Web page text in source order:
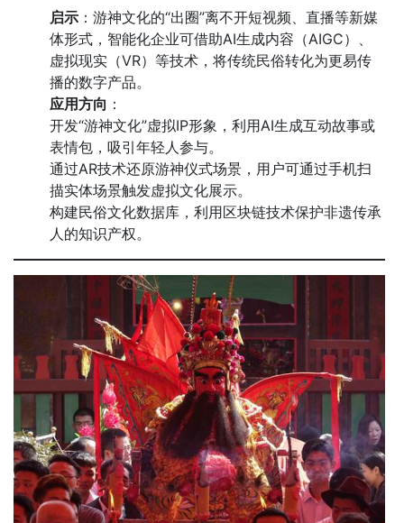
启示 ：游神文化的“出圈”离不开短视频、直播等新媒
体形式，智能化企业可借助AI生成内容（AIGC）、
虚拟现实（VR）等技术，将传统民俗转化为更易传
播的数字产品。
应用方向 ：
开发“游神文化”虚拟IP形象，利用AI生成互动故事或
表情包，吸引年轻人参与。
通过AR技术还原游神仪式场景，用户可通过手机扫
描实体场景触发虚拟文化展示。
构建民俗文化数据库，利用区块链技术保护非遗传承
人的知识产权。